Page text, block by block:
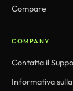
Compare
COMPANY
Contatta il
Informativa